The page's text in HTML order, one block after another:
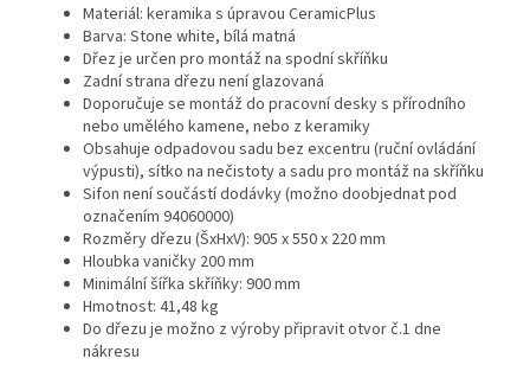
Materiál: keramika s úpravou CeramicPlus
Barva: Stone white, bílá matná
Dřez je určen pro montáž na spodní skříňku
Zadní strana dřezu není glazovaná
Doporučuje se montáž do pracovní desky s přírodního
nebo umělého kamene, nebo z keramiky
Obsahuje odpadovou sadu bez excentru (ruční ovládání
výpusti), sítko na nečistoty a sadu pro montáž na skříňku
Sifon není součástí dodávky (možno doobjednat pod
označením 94060000)
Rozměry dřezu (ŠxHxV): 905 x 550 x 220 mm
Hloubka vaničky 200 mm
Minimální šířka skříňky: 900 mm
Hmotnost: 41,48 kg
Do dřezu je možno z výroby připravit otvor č.1 dne
nákresu